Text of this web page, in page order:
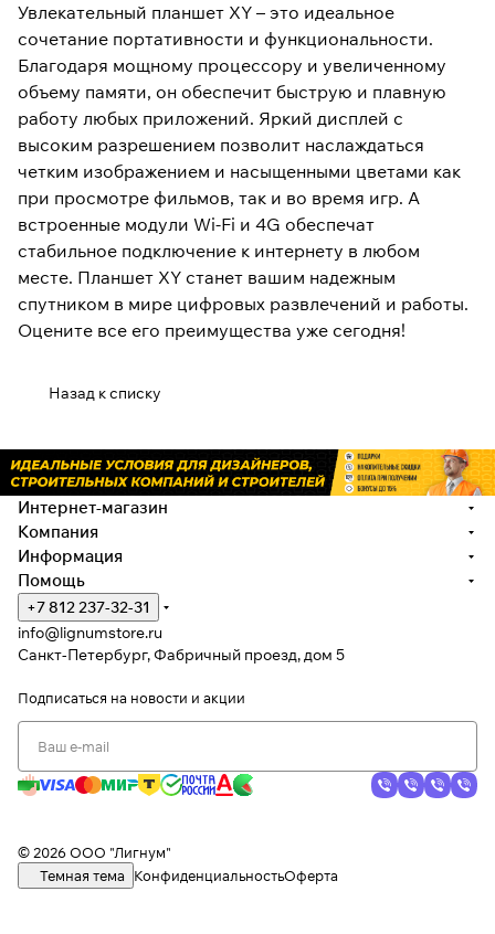
Увлекательный планшет XY – это идеальное
сочетание портативности и функциональности.
Благодаря мощному процессору и увеличенному
объему памяти, он обеспечит быструю и плавную
работу любых приложений. Яркий дисплей с
высоким разрешением позволит наслаждаться
четким изображением и насыщенными цветами как
при просмотре фильмов, так и во время игр. А
встроенные модули Wi-Fi и 4G обеспечат
стабильное подключение к интернету в любом
месте. Планшет XY станет вашим надежным
спутником в мире цифровых развлечений и работы.
Оцените все его преимущества уже сегодня!
Назад к списку
Интернет-магазин
Компания
Информация
Помощь
+7 812 237-32-31
info@lignumstore.ru
Санкт-Петербург, Фабричный проезд, дом 5
Подписаться на новости и акции
© 2026 ООО "Лигнум"
Темная тема
КонфиденциальностьОферта